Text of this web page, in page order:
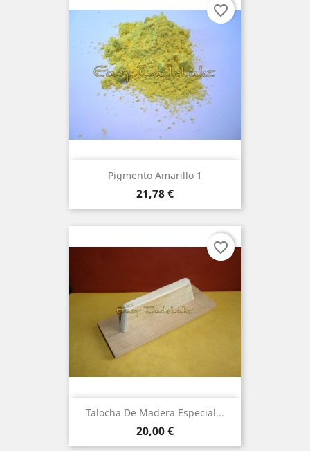
Pigmento Amarillo 1
Precio
21,78 €
favorite_border
Talocha De Madera Especial...
Precio
20,00 €
favorite_border